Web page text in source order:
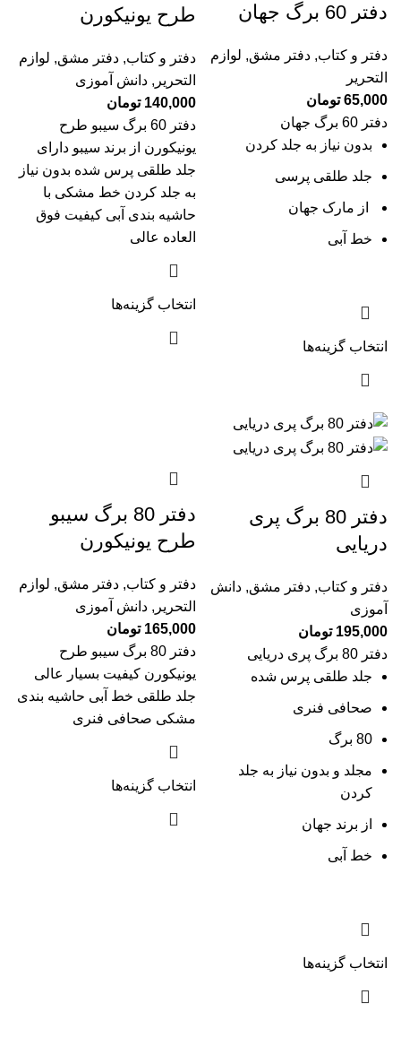
دفتر 60 برگ جهان
دفتر و کتاب, دفتر مشق, لوازم
التحریر
65,000 تومان
دفتر 60 برگ جهان
بدون نیاز به جلد کردن
جلد طلقی پرسی
از مارک جهان
خط آبی
انتخاب گزینه‌ها
طرح یونیکورن
دفتر و کتاب, دفتر مشق, لوازم
التحریر , دانش آموزی
140,000 تومان
دفتر 60 برگ سیبو طرح
یونیکورن از برند سیبو دارای
جلد طلقی پرس شده بدون نیاز
به جلد کردن خط مشکی با
حاشیه بندی آبی کیفیت فوق
العاده عالی
انتخاب گزینه‌ها
دفتر 80 برگ پری
دریایی
دفتر و کتاب, دفتر مشق, دانش
آموزی
195,000 تومان
دفتر 80 برگ پری دریایی
جلد طلقی پرس شده
صحافی فنری
80 برگ
مجلد و بدون نیاز به جلد
کردن
از برند جهان
خط آبی
انتخاب گزینه‌ها
دفتر 80 برگ سیبو
طرح یونیکورن
دفتر و کتاب, دفتر مشق, لوازم
التحریر , دانش آموزی
165,000 تومان
دفتر 80 برگ سیبو طرح
یونیکورن کیفیت بسیار عالی
جلد طلقی خط آبی حاشیه بندی
مشکی صحافی فنری
انتخاب گزینه‌ها